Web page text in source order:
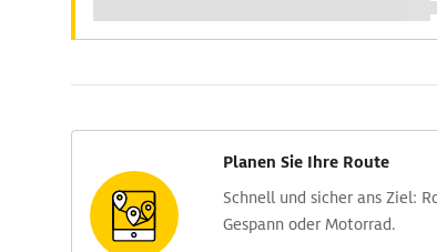
Planen Sie Ihre Route
Schnell und sicher ans Ziel:
Gespann oder Motorrad.